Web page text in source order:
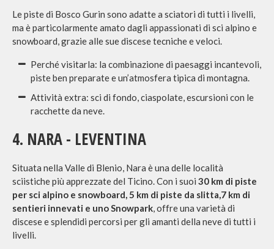
Le piste di Bosco Gurin sono adatte a sciatori di tutti i livelli,
ma è particolarmente amato dagli appassionati di sci alpino e
snowboard, grazie alle sue discese tecniche e veloci.
Perché visitarla: la combinazione di paesaggi incantevoli,
piste ben preparate e un’atmosfera tipica di montagna.
Attività extra: sci di fondo, ciaspolate, escursioni con le
racchette da neve.
4. NARA - LEVENTINA
Situata nella Valle di Blenio, Nara è una delle località
sciistiche più apprezzate del Ticino. Con i suoi 30 km di piste
per sci alpino e snowboard, 5 km di piste da slitta,7 km di
sentieri innevati e uno Snowpark, offre una varietà di
discese e splendidi percorsi per gli amanti della neve di tutti i
livelli.